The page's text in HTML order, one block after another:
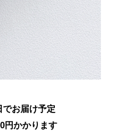
でお届け予定
円かかります